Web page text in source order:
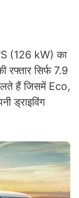
(126 kW) का
रफ्तार सिर्फ 7.9
हैं जिसमें Eco,
ड्राइविंग